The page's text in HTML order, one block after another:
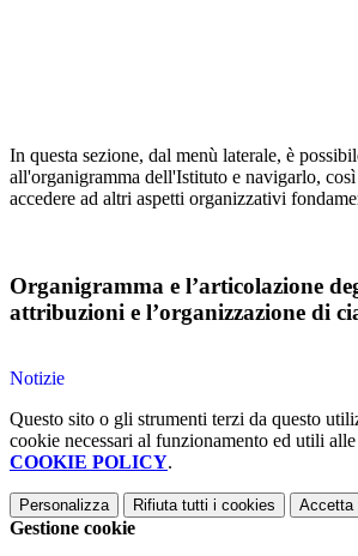
In questa sezione, dal menù laterale, è
all'organigramma dell'Istituto e navigarlo,
accedere ad altri aspetti organizzativi
Organigramma e l’articolazione
attribuzioni e l’organizzazione di
Notizie
Questo sito o gli strumenti terzi da questo
cookie necessari al funzionamento ed utili
COOKIE POLICY.
Personalizza Rifiuta tutti i cookies Accetta
Gestione cookie